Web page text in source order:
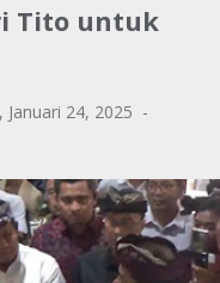
Tito untuk
Januari 24, 2025